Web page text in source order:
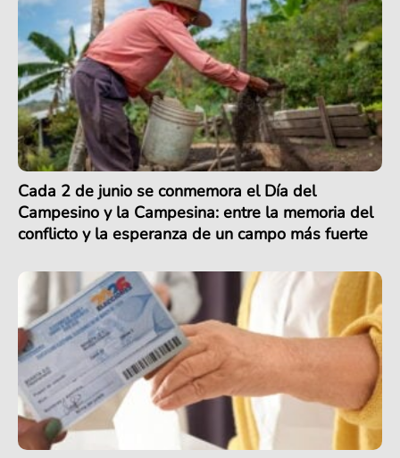
Cada 2 de junio se conmemora el Día del
Campesino y la Campesina: entre la memoria del
conflicto y la esperanza de un campo más fuerte